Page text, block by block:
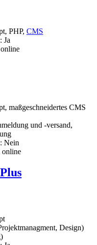
PHP, CMS
Ja
maßgeschneidertes CMS
und -versand,
Nein
online
Design)